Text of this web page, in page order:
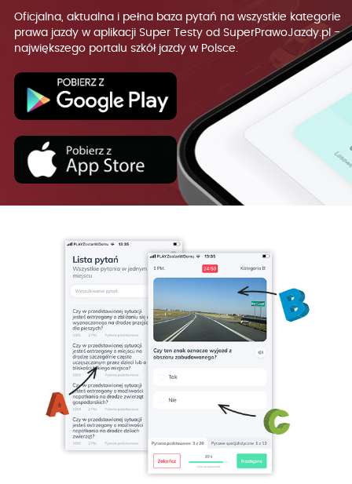
Oficjalna, aktualna i pełna baza pytań na wszystkie kategorie
prawa jazdy w aplikacji Super Testy od SuperPrawoJazdy.pl -
największego portalu szkół jazdy w Polsce.